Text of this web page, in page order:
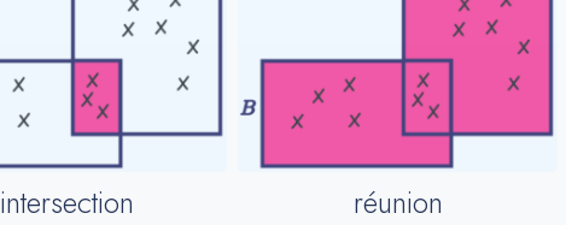
intersection réunion